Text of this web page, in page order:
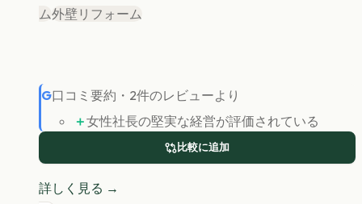
ム外壁リフォーム
G口コミ要約 ・ 2件のレビューより
＋女性社長の堅実な経営が評価されている
比較に追加
詳しく見る →